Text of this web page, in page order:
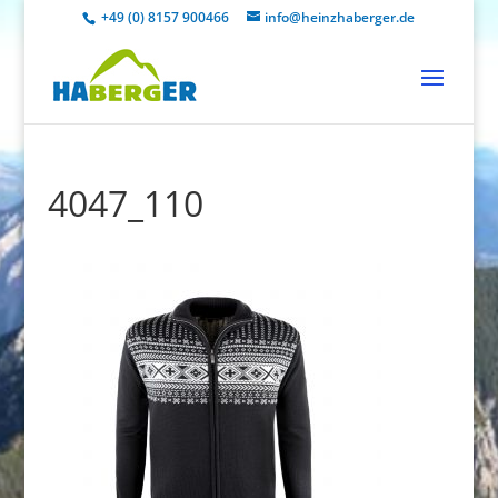
+49 (0) 8157 900466 info@heinzhaberger.de
4047_110